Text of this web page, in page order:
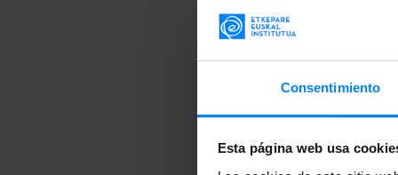
Consentimiento
Esta página web usa
International
trabajo de
creadores y
hace no